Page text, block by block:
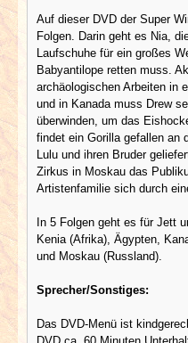
Auf dieser DVD der Super
Folgen. Darin geht es Nia,
Laufschuhe für ein großes
Babyantilope retten muss.
archäologischen Arbeiten in
und in Kanada muss Drew
überwinden, um das
findet ein Gorilla gefallen an
Lulu und ihren Bruder
Zirkus in Moskau das
Artistenfamilie sich durch
In 5 Folgen geht es für Jett
Kenia (Afrika), Ägypten,
und Moskau (Russland).
Sprecher/Sonstiges:
Das DVD-Menü ist